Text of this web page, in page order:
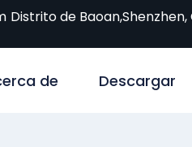
Distrito de Baoan,Shenzhen,
de Descargar